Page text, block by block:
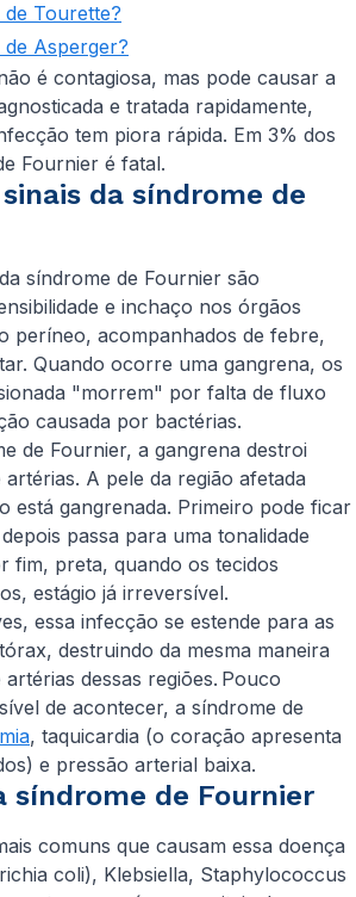
Tourette?
Asperger?
é contagiosa, mas pode causar a
e tratada rapidamente,
tem piora rápida. Em 3% dos
Fournier é fatal.
da síndrome de
síndrome de Fournier são
e inchaço nos órgãos
períneo, acompanhados de febre,
Quando ocorre uma gangrena, os
"morrem" por falta de fluxo
causada por bactérias.
de Fournier, a gangrena destroi
A pele da região afetada
está gangrenada. Primeiro pode ficar
passa para uma tonalidade
fim, preta, quando os tecidos
estágio já irreversível.
essa infecção se estende para as
destruindo da mesma maneira
dessas regiões. Pouco
de acontecer, a síndrome de
, taquicardia (o coração apresenta
e pressão arterial baixa.
síndrome de Fournier
comuns que causam essa doença
coli), Klebsiella, Staphylococcus